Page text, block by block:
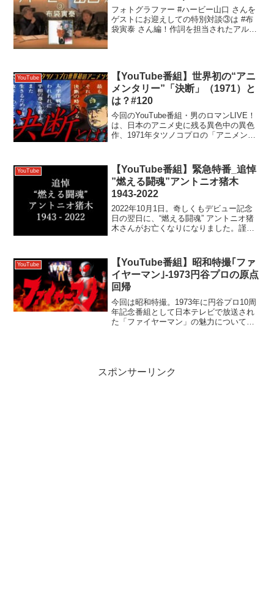
フォトグラファー #ハービー山口 さんを
ゲストにお迎えしての特別対談③は #布
袋寅泰 さん編！作詞を担当されたアルバ
YouTube
【YouTube番組】世界初の“アニ
メンタリー”「決断」（1971）と
は？#120
今回のYouTube番組・男のロマンLIVE！
は、日本のアニメ史に残る異色中の異色
作、1971年タツノコプロの「アニメンタ
などその後の作品への影響、さらには有
名な最終回...
YouTube
【YouTube番組】緊急特番_追悼
”燃える闘魂”アントニオ猪木
1943-2022
2022年10月1日。奇しくもデビュー記念
日の翌日に、“燃える闘魂” アントニオ猪
木さんがお亡くなりになりました。謹ん
プロレス界を牽引し続けたアントニオ猪
木の魅力とは？...
YouTube
【YouTube番組】昭和特撮｢ファ
イヤーマン｣-1973円谷プロの原点
回帰
今回は昭和特撮。1973年に円谷プロ10周
年記念番組として日本テレビで放送され
た「ファイヤーマン」の魅力について、
スポンサーリンク